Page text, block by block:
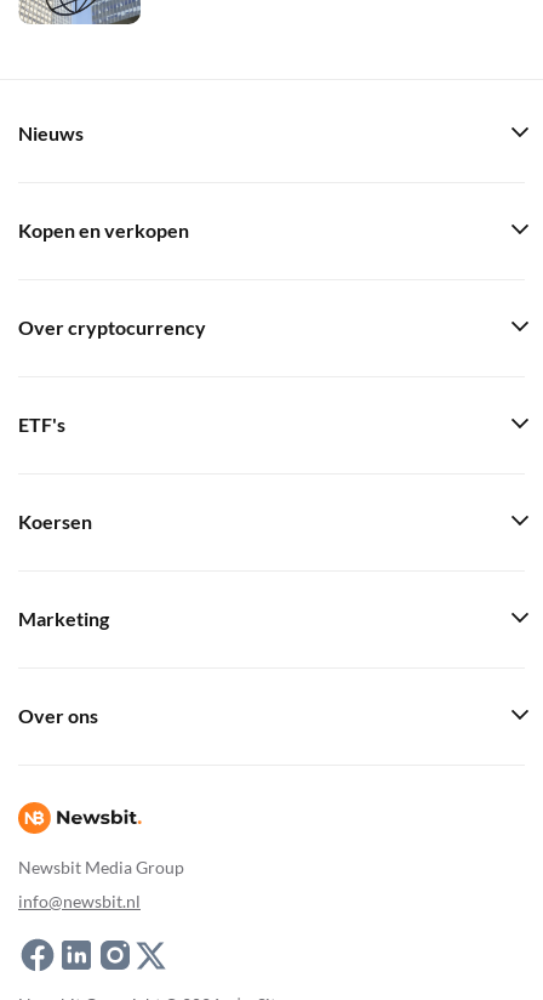
Newsbit Media Group
info@newsbit.nl
Nieuws
Kopen en verkopen
Over cryptocurrency
ETF's
Koersen
Marketing
Over ons